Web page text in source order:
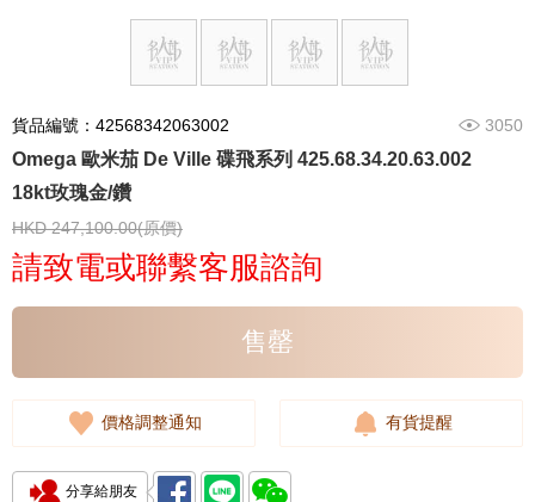
貨品編號：42568342063002 3050
Omega 歐米茄 De Ville 碟飛系列 425.68.34.20.63.002
18kt玫瑰金/鑽
HKD 247,100.00(原價)
請致電或聯繫客服諮詢
售罄
價格調整通知 有貨提醒
分享給朋友